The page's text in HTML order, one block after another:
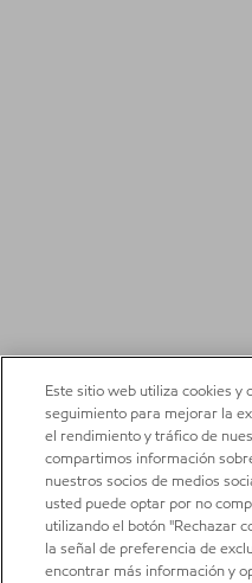
Este sitio web utiliza cookies y
seguimiento para mejorar la
el rendimiento y tráfico de
compartimos información
nuestros socios de medios
usted puede optar por no
utilizando el botón "Rechazar
la señal de preferencia de
encontrar más información y